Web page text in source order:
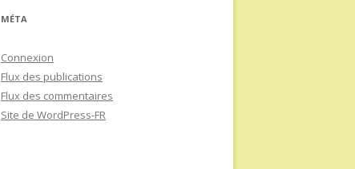
MÉTA
Connexion
Flux des publications
Flux des commentaires
Site de WordPress-FR